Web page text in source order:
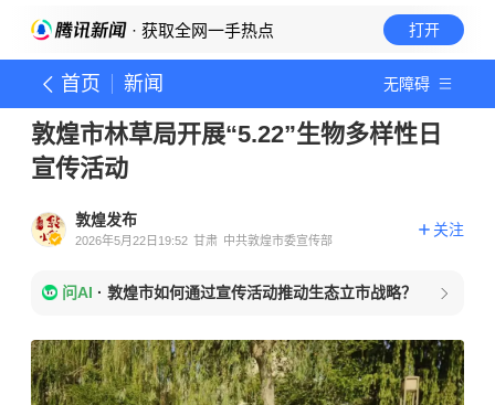
· 获取全网一手热点 打开
首页 新闻 无障碍
敦煌市林草局开展“5.22”生物多样性日
宣传活动
敦煌发布
2026年5月22日19:52 甘肃 中共敦煌市委宣传部
关注
问AI · 敦煌市如何通过宣传活动推动生态立市战略？